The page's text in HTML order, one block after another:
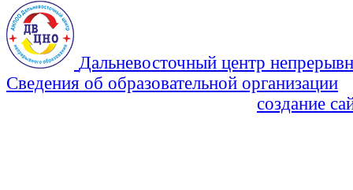
Дальневосточный центр
Сведения об образовательной организации
создание